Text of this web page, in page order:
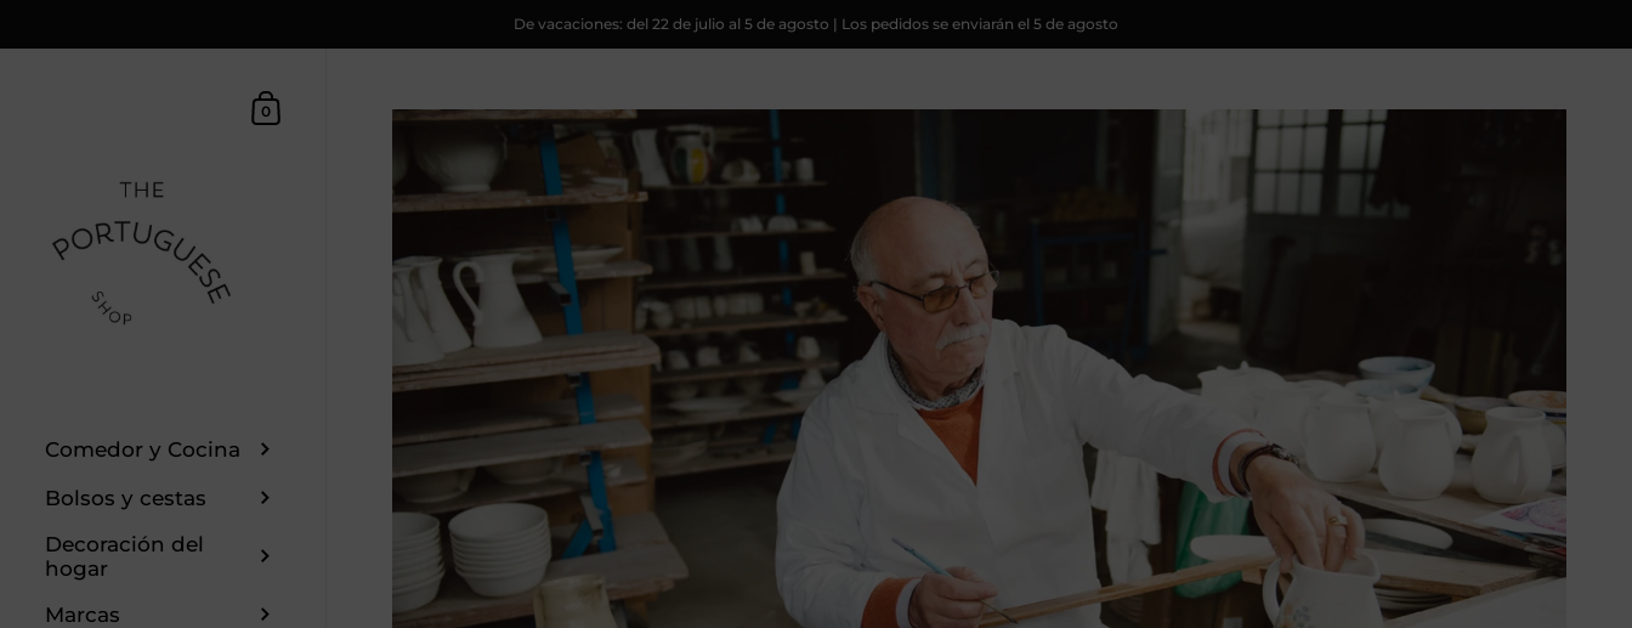
De vacaciones: del 22 de julio al 5 de agosto | Los pedidos se enviarán el 5 de agosto
Cesta
0
Comedor y Cocina
Bolsos y cestas
Decoración del
hogar
Marcas